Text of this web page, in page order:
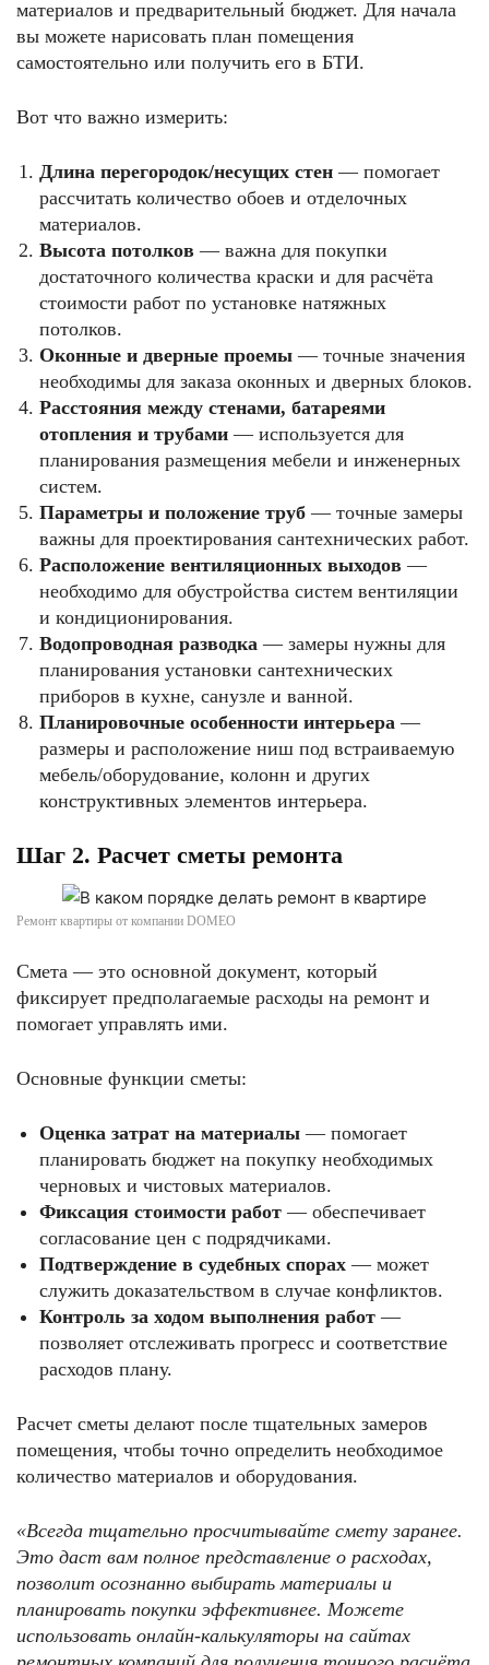
материалов и предварительный бюджет. Для начала
вы можете нарисовать план помещения
самостоятельно или получить его в БТИ.
Вот что важно измерить:
Длина перегородок/несущих стен — помогает
рассчитать количество обоев и отделочных
материалов.
Высота потолков — важна для покупки
достаточного количества краски и для расчёта
стоимости работ по установке натяжных
потолков.
Оконные и дверные проемы — точные значения
необходимы для заказа оконных и дверных блоков.
Расстояния между стенами, батареями
отопления и трубами — используется для
планирования размещения мебели и инженерных
систем.
Параметры и положение труб — точные замеры
важны для проектирования сантехнических работ.
Расположение вентиляционных выходов —
необходимо для обустройства систем вентиляции
и кондиционирования.
Водопроводная разводка — замеры нужны для
планирования установки сантехнических
приборов в кухне, санузле и ванной.
Планировочные особенности интерьера —
размеры и расположение ниш под встраиваемую
мебель/оборудование, колонн и других
конструктивных элементов интерьера.
Шаг 2. Расчет сметы ремонта
Ремонт квартиры от компании DOMEO
Смета — это основной документ, который
фиксирует предполагаемые расходы на ремонт и
помогает управлять ими.
Основные функции сметы:
Оценка затрат на материалы — помогает
планировать бюджет на покупку необходимых
черновых и чистовых материалов.
Фиксация стоимости работ — обеспечивает
согласование цен с подрядчиками.
Подтверждение в судебных спорах — может
служить доказательством в случае конфликтов.
Контроль за ходом выполнения работ —
позволяет отслеживать прогресс и соответствие
расходов плану.
Расчет сметы делают после тщательных замеров
помещения, чтобы точно определить необходимое
количество материалов и оборудования.
«Всегда тщательно просчитывайте смету заранее.
Это даст вам полное представление о расходах,
позволит осознанно выбирать материалы и
планировать покупки эффективнее. Можете
использовать онлайн-калькуляторы на сайтах